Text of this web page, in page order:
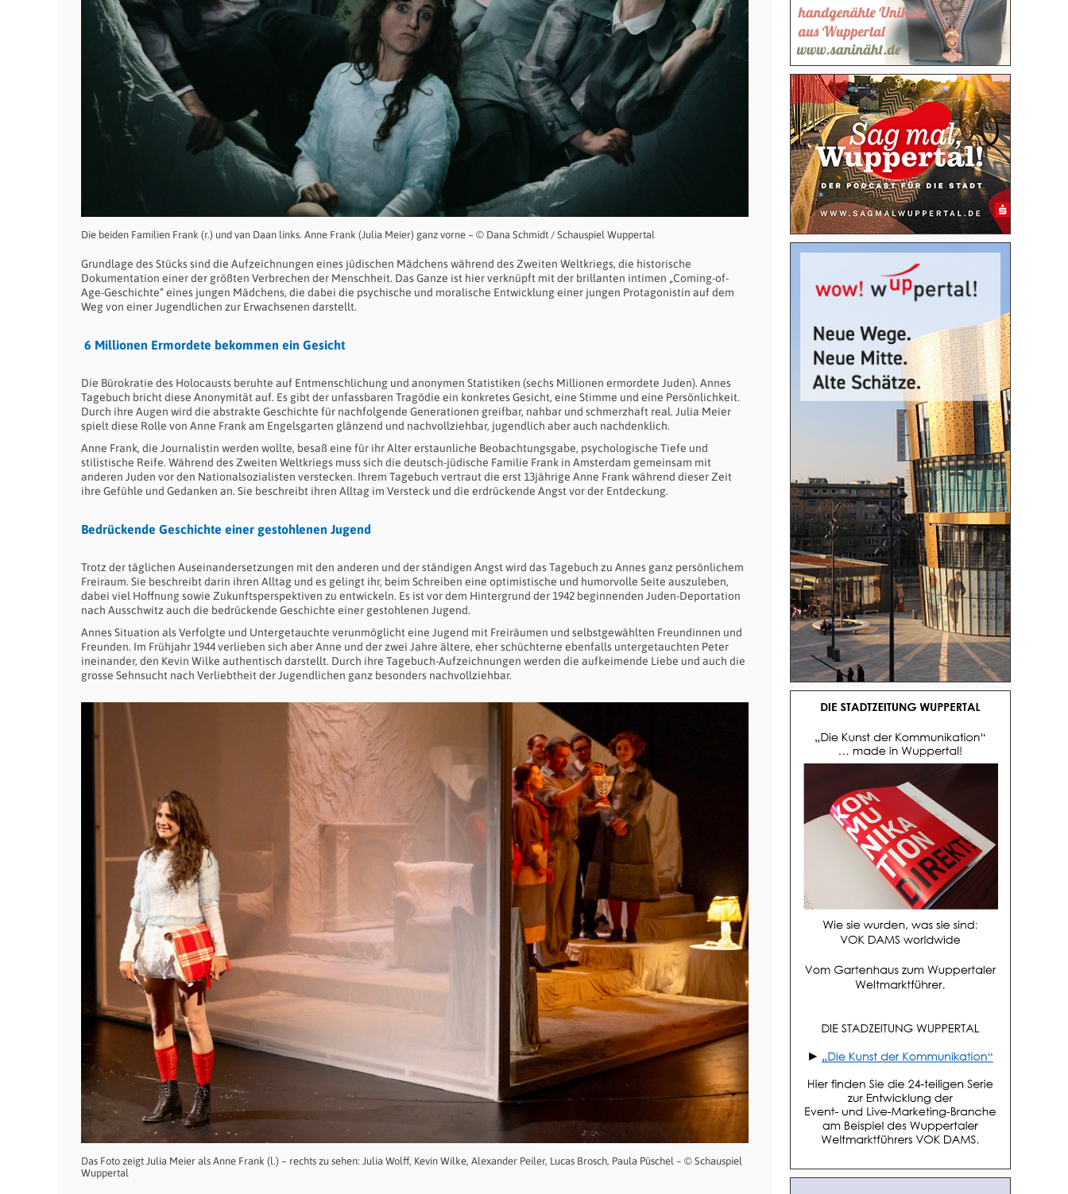
Die beiden Familien Frank (r.) und van Daan links. Anne Frank (Julia Meier) ganz vorne – © Dana Schmidt / Schauspiel Wuppertal
Grundlage des Stücks sind die Aufzeichnungen eines jüdischen Mädchens während des Zweiten Weltkriegs, die historische
Dokumentation einer der größten Verbrechen der Menschheit. Das Ganze ist hier verknüpft mit der brillanten intimen „Coming-of-
Age-Geschichte“ eines jungen Mädchens, die dabei die psychische und moralische Entwicklung einer jungen Protagonistin auf dem
Weg von einer Jugendlichen zur Erwachsenen darstellt.
6 Millionen Ermordete bekommen ein Gesicht
Die Bürokratie des Holocausts beruhte auf Entmenschlichung und anonymen Statistiken (sechs Millionen ermordete Juden). Annes
Tagebuch bricht diese Anonymität auf. Es gibt der unfassbaren Tragödie ein konkretes Gesicht, eine Stimme und eine Persönlichkeit.
Durch ihre Augen wird die abstrakte Geschichte für nachfolgende Generationen greifbar, nahbar und schmerzhaft real. Julia Meier
spielt diese Rolle von Anne Frank am Engelsgarten glänzend und nachvollziehbar, jugendlich aber auch nachdenklich.
Anne Frank, die Journalistin werden wollte, besaß eine für ihr Alter erstaunliche Beobachtungsgabe, psychologische Tiefe und
stilistische Reife. Während des Zweiten Weltkriegs muss sich die deutsch-jüdische Familie Frank in Amsterdam gemeinsam mit
anderen Juden vor den Nationalsozialisten verstecken. Ihrem Tagebuch vertraut die erst 13jährige Anne Frank während dieser Zeit
ihre Gefühle und Gedanken an. Sie beschreibt ihren Alltag im Versteck und die erdrückende Angst vor der Entdeckung.
Bedrückende Geschichte einer gestohlenen Jugend
Trotz der täglichen Auseinandersetzungen mit den anderen und der ständigen Angst wird das Tagebuch zu Annes ganz persönlichem
Freiraum. Sie beschreibt darin ihren Alltag und es gelingt ihr, beim Schreiben eine optimistische und humorvolle Seite auszuleben,
dabei viel Hoffnung sowie Zukunftsperspektiven zu entwickeln. Es ist vor dem Hintergrund der 1942 beginnenden Juden-Deportation
nach Ausschwitz auch die bedrückende Geschichte einer gestohlenen Jugend.
Annes Situation als Verfolgte und Untergetauchte verunmöglicht eine Jugend mit Freiräumen und selbstgewählten Freundinnen und
Freunden. Im Frühjahr 1944 verlieben sich aber Anne und der zwei Jahre ältere, eher schüchterne ebenfalls untergetauchten Peter
ineinander, den Kevin Wilke authentisch darstellt. Durch ihre Tagebuch-Aufzeichnungen werden die aufkeimende Liebe und auch die
grosse Sehnsucht nach Verliebtheit der Jugendlichen ganz besonders nachvollziehbar.
Das Foto zeigt Julia Meier als Anne Frank (l.) – rechts zu sehen: Julia Wolff, Kevin Wilke, Alexander Peiler, Lucas Brosch, Paula Püschel – © Schauspiel
Wuppertal